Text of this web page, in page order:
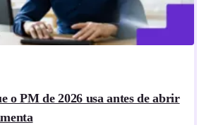
o PM de 2026 usa antes de abrir